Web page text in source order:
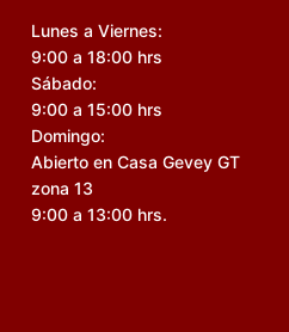
Lunes a Viernes:
9:00 a 18:00 hrs
Sábado:
9:00 a 15:00 hrs
Domingo:
Abierto en Casa Gevey GT
zona 13
9:00 a 13:00 hrs.